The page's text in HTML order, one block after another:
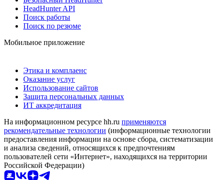
HeadHunter API
Поиск работы
Поиск по резюме
Мобильное приложение
Этика и комплаенс
Оказание услуг
Использование сайтов
Защита персональных данных
ИТ аккредитация
На информационном ресурсе hh.ru применяются
рекомендательные технологии (информационные технологии
предоставления информации на основе сбора, систематизации
и анализа сведений, относящихся к предпочтениям
пользователей сети «Интернет», находящихся на территории
Российской Федерации)